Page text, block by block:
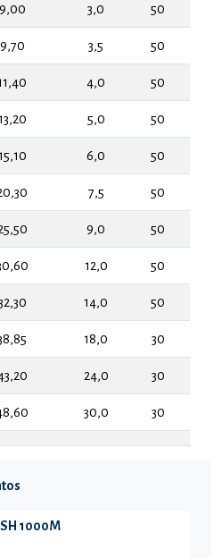
9,00 3,0 50
9,70 3,5 50
4,0 50
5,0 50
6,0 50
7,5 50
9,0 50
12,0 50
14,0 50
18,0 30
24,0 30
30,0 30
1000M